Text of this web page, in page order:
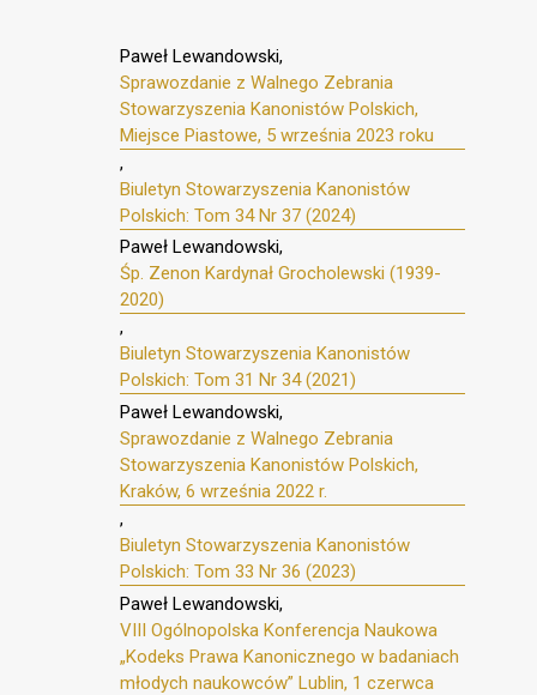
Paweł Lewandowski,
Sprawozdanie z Walnego Zebrania
Stowarzyszenia Kanonistów Polskich,
Miejsce Piastowe, 5 września 2023 roku
,
Biuletyn Stowarzyszenia Kanonistów
Polskich: Tom 34 Nr 37 (2024)
Paweł Lewandowski,
Śp. Zenon Kardynał Grocholewski (1939-
2020)
,
Biuletyn Stowarzyszenia Kanonistów
Polskich: Tom 31 Nr 34 (2021)
Paweł Lewandowski,
Sprawozdanie z Walnego Zebrania
Stowarzyszenia Kanonistów Polskich,
Kraków, 6 września 2022 r.
,
Biuletyn Stowarzyszenia Kanonistów
Polskich: Tom 33 Nr 36 (2023)
Paweł Lewandowski,
VIII Ogólnopolska Konferencja Naukowa
„Kodeks Prawa Kanonicznego w badaniach
młodych naukowców” Lublin, 1 czerwca